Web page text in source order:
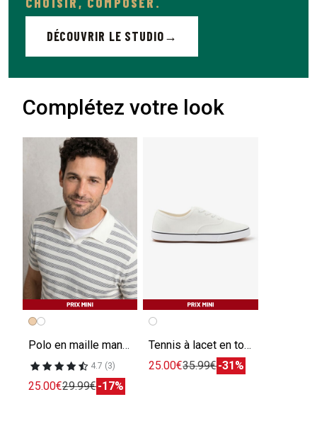
DÉCOUVRIR LE STUDIO
Complétez votre look
Polo en maille manches courtes rayé
4.7 (3)
25.00€29.99€-17%
Tennis à lacet en toile
25.00€35.99€-31%